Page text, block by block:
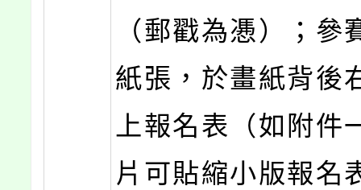
（郵戳為慿）；參
紙張，於畫紙背後
上報名表（如附件
片可貼縮小版報名